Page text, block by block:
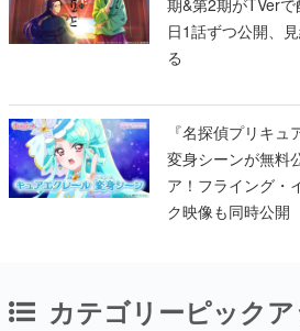
日1話ずつ公開、
る
『名探偵プリキ
変身シーンが無料
ア！フライング・
ク映像も同時公開
カテゴリーピック